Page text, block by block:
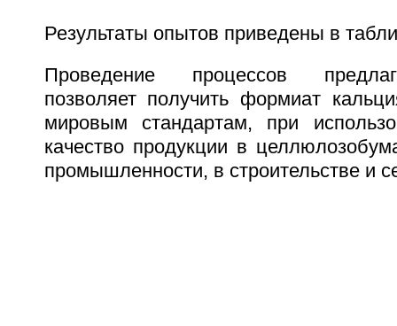
Результаты опытов приведены в
Проведение процессов
позволяет получить формиат
мировым стандартам, при
качество продукции в
промышленности, в строительстве и